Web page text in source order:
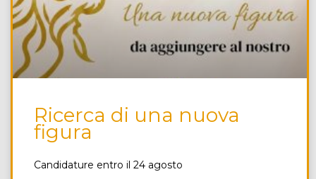
Ricerca di una nuova
figura
Candidature entro il 24 agosto